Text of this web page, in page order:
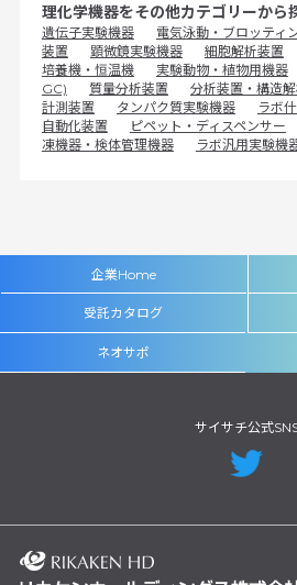
理化学機器をその他カテゴリーから
遺伝子実験機器 電気泳動・ブロッティ
装置
顕微鏡実験機器 細胞解析装置
培養機・恒温機
実験動物・植物用機器
GC)
質量分析装置 分析装置・構造
計測装置
タンパク質実験機器 ラボ
自動化装置
ピペット・ディスペンサー
凍機器・検体管理機器
ラボ汎用実験機
企業Home
受託カタログ
ネオサポ
サイサチ公式